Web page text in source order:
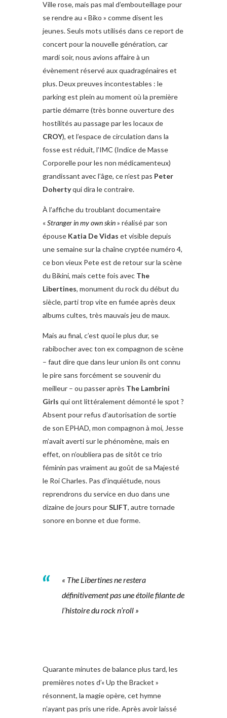
Ville rose, mais pas mal d’embouteillage pour
se rendre au « Biko » comme disent les
jeunes. Seuls mots utilisés dans ce report de
concert pour la nouvelle génération, car
mardi soir, nous avions affaire à un
évènement réservé aux quadragénaires et
plus. Deux preuves incontestables : le
parking est plein au moment où la première
partie démarre (très bonne ouverture des
hostilités au passage par les locaux de
CROY), et l’espace de circulation dans la
fosse est réduit, l’IMC (Indice de Masse
Corporelle pour les non médicamenteux)
grandissant avec l’âge, ce n’est pas Peter
Dohertyqui dira le contraire.
À l’affiche du troublant documentaire
«Stranger in my own skin» réalisé par son
épouse Katia De Vidas et visible depuis
une semaine sur la chaîne cryptée numéro 4,
ce bon vieux Pete est de retour sur la scène
du Bikini, mais cette fois avec The
Libertines, monument du rock du début du
siècle, parti trop vite en fumée après deux
albums cultes, très mauvais jeu de maux.
Mais au final, c’est quoi le plus dur, se
rabibocher avec ton ex compagnon de scène
– faut dire que dans leur union ils ont connu
le pire sans forcément se souvenir du
meilleur – ou passer après The Lambrini
Girls qui ont littéralement démonté le spot ?
Absent pour refus d’autorisation de sortie
de son EPHAD, mon compagnon à moi, Jesse
m’avait averti sur le phénomène, mais en
effet, on n’oubliera pas de sitôt ce trio
féminin pas vraiment au goût de sa Majesté
le Roi Charles. Pas d’inquiétude, nous
reprendrons du service en duo dans une
dizaine de jours pourSLIFT, autre tornade
sonore en bonne et due forme.
« The Libertines ne restera
définitivement pas une étoile filante de
l’histoire du rock n’roll »
Quarante minutes de balance plus tard, les
premières notes d’« Up the Bracket »
résonnent, la magie opère, cet hymne
n’ayant pas pris une ride. Après avoir laissé